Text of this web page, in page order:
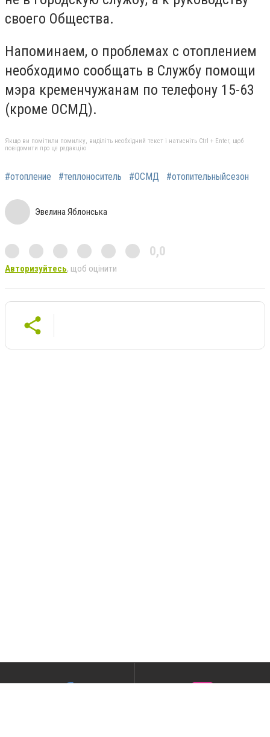
своего Общества.
Напоминаем, о проблемах с отоплением
необходимо сообщать в Службу помощи
мэра кременчужанам по телефону 15-63
(кроме ОСМД).
Якщо ви помітили помилку, виділіть необхідний текст і натисніть Ctrl + Enter, щоб
повідомити про це редакцію
#отопление #теплоноситель #ОСМД #отопительныйсезон
Эвелина Яблонська
0,0
Авторизуйтесь, щоб оцінити